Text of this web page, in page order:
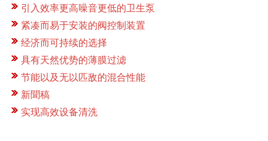
引入效率更高噪音更低的卫生泵
紧凑而易于安装的阀控制装置
经济而可持续的选择
具有天然优势的薄膜过滤
节能以及无以匹敌的混合性能
新聞稿
实现高效设备清洗